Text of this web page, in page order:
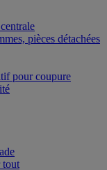
pièces détachées
pour coupure
tout